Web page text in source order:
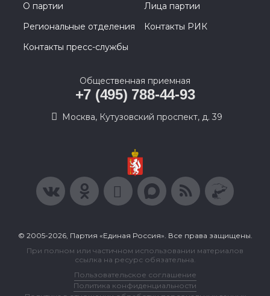
О партии
Лица партии
Региональные отделения
Контакты РИК
Контакты пресс-службы
Общественная приемная
+7 (495) 788-44-93
Москва, Кутузовский проспект, д. 39
© 2005-2026, Партия «Единая Россия». Все права защищены.
При полном или частичном использовании материалов
ссылка на ресурс обязательна.
Пользовательское соглашение
Политика конфиденциальности